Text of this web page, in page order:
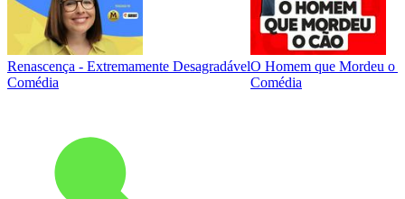
Renascença - Extremamente Desagradável
Comédia
O Homem que Mordeu o
Comédia